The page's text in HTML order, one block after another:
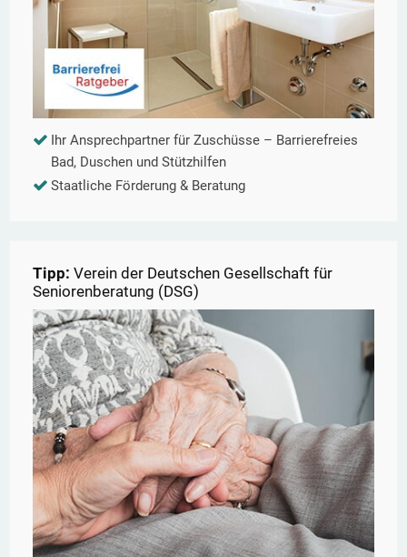
Ihr Ansprechpartner für Zuschüsse – Barrierefreies
Bad, Duschen und Stützhilfen
Staatliche Förderung & Beratung
Tipp: Verein der Deutschen Gesellschaft für
Seniorenberatung (DSG)